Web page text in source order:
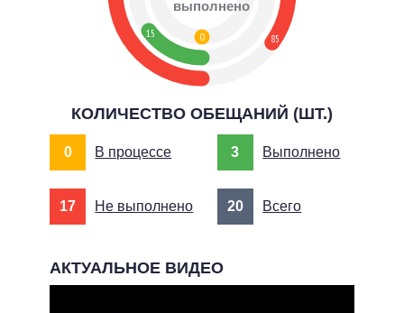
85
15 0
выполнено
КОЛИЧЕСТВО ОБЕЩАНИЙ (ШТ.)
0 В процессе 3 Выполнено
17 Не выполнено 20 Всего
АКТУАЛЬНОЕ ВИДЕО